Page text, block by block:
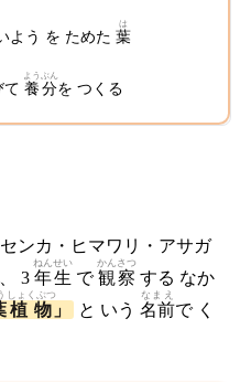
よう を ためた 葉
は
て養分
ようぶん
を つくる
ンカ・ヒマワリ・アサガ
3 年生
ねんせい
で観察
かんさつ
する なか
植物
しょくぶつ
」 と いう 名前
なまえ
で く